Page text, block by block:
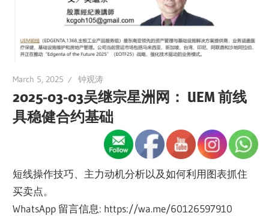
March 5, 2025 钟观涛
2025-03-03吴继宗星洲网： UEM 前线
具稳健合约基础
短线操作技巧、主力动机分析以及如何利用图表抓住
买卖点。
WhatsApp 留言信息: https://wa.me/60126597910